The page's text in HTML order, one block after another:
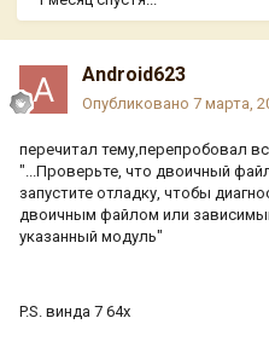
Android623
Опубликовано 7 марта,
перечитал тему,перепробовал
"...Проверьте, что двоичный
запустите отладку, чтобы
двоичным файлом или
указанный модуль"
P.S. винда 7 64х